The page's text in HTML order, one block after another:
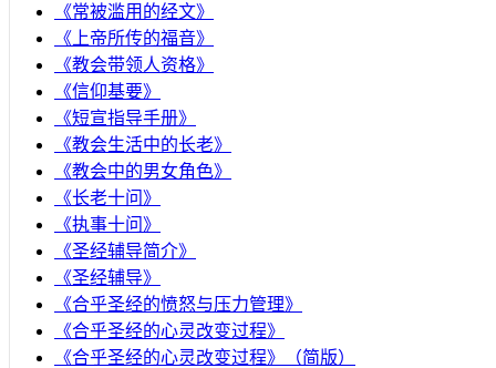
《常被滥用的经文》
《上帝所传的福音》
《教会带领人资格》
《信仰基要》
《短宣指导手册》
《教会生活中的长老》
《教会中的男女角色》
《长老十问》
《执事十问》
《圣经辅导简介》
《圣经辅导》
​《合乎圣经的愤怒与压力管理》
《合乎圣经的心灵改变过程》
《合乎圣经的心灵改变过程》（简版）